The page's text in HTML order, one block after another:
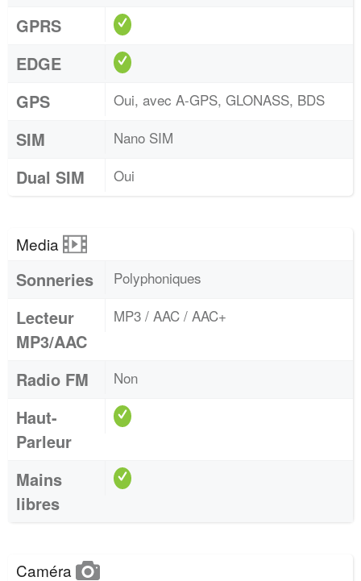
GPRS
EDGE
GPS
Oui, avec A-GPS, GLONASS, BDS
SIM Nano SIM
Dual SIM Oui
Media
Sonneries Polyphoniques
Lecteur
MP3/AAC
MP3 / AAC / AAC+
Radio FM Non
Haut-
Parleur
Mains
libres
Caméra